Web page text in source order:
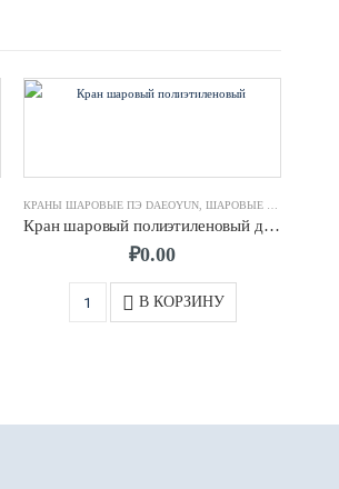
КРАНЫ ШАРОВЫЕ ПЭ DAEOYUN ШАРОВЫЕ КРАНЫ
Кран шаровый полиэтиленовый д 0355 Gear box SDR11 ПЭ100 Daeoyun
₽0.00
В КОРЗИНУ